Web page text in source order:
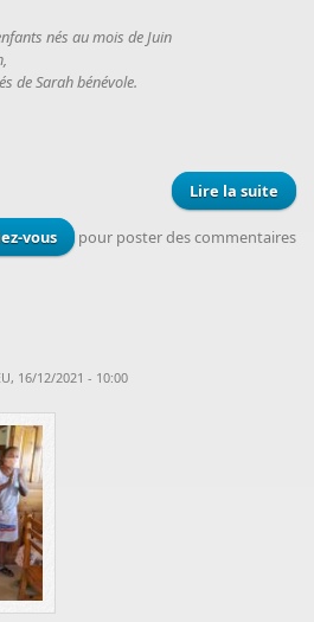
nés au mois de Juin
de Sarah bénévole.
Lire la suite
vous
pour poster des commentaires
16/12/2021 - 10:00